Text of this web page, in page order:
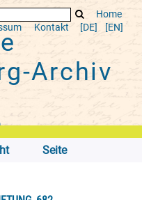
Home
Kontakt [DE] [EN]
Archiv
Seite